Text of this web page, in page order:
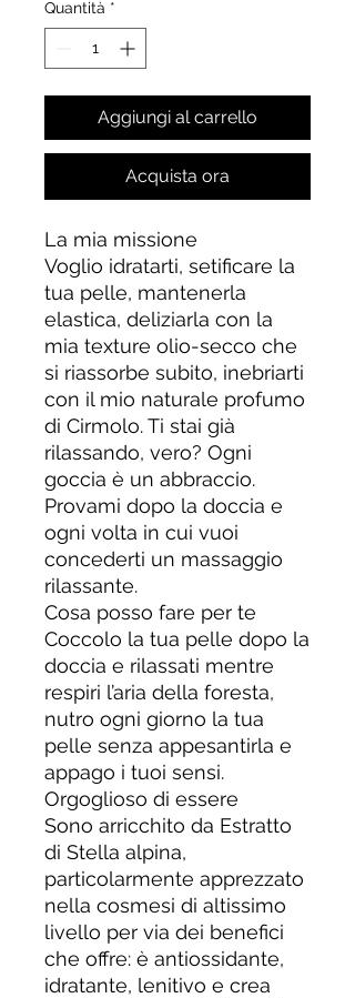
Quantità *
Aggiungi al carrello
Acquista ora
La mia missione
Voglio idratarti, setificare la
tua pelle, mantenerla
elastica, deliziarla con la
mia texture olio-secco che
si riassorbe subito, inebriarti
con il mio naturale profumo
di Cirmolo. Ti stai già
rilassando, vero? Ogni
goccia è un abbraccio.
Provami dopo la doccia e
ogni volta in cui vuoi
concederti un massaggio
rilassante.
Cosa posso fare per te
Coccolo la tua pelle dopo la
doccia e rilassati mentre
respiri l’aria della foresta,
nutro ogni giorno la tua
pelle senza appesantirla e
appago i tuoi sensi.
Orgoglioso di essere
Sono arricchito da Estratto
di Stella alpina,
particolarmente apprezzato
nella cosmesi di altissimo
livello per via dei benefici
che offre: è antiossidante,
idratante, lenitivo e crea